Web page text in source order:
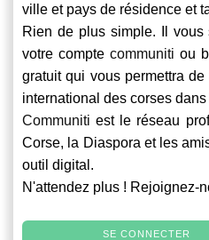
ville et pays de résidence et
Rien de plus simple. Il vous
votre compte communiti ou
gratuit qui vous permettra
international des corses
Communiti est le réseau
Corse, la Diaspora et les
outil digital.
N'attendez plus ! Rejoignez-
SE CONNECTER